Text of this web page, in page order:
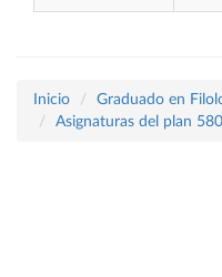
Inicio
Graduado en
Asignaturas del plan 580